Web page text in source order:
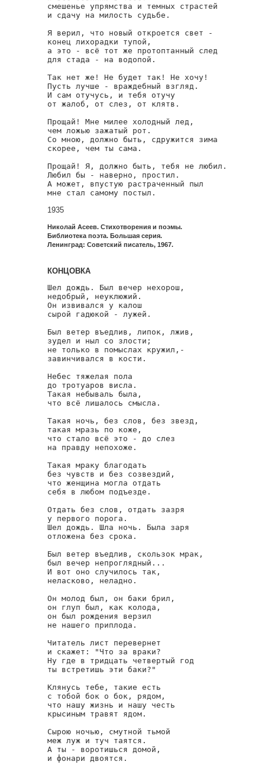
смешенье упрямства и темных страстей
и сдачу на милость судьбе.
Я верил, что новый откроется свет -
конец лихорадки тупой,
а это - всё тот же протоптанный след
для стада - на водопой.
Так нет же! Не будет так! Не хочу!
Пусть лучше - враждебный взгляд.
И сам отучусь, и тебя отучу
от жалоб, от слез, от клятв.
Прощай! Мне милее холодный лед,
чем ложью зажатый рот.
Со мною, должно быть, сдружится зима
скорее, чем ты сама.
Прощай! Я, должно быть, тебя не любил.
Любил бы - наверно, простил.
А может, впустую растраченный пыл
мне стал самому постыл.
1935
Николай Асеев. Стихотворения и поэмы.
Библиотека поэта. Большая серия.
Ленинград: Советский писатель, 1967.
КОНЦОВКА
Шел дождь. Был вечер нехорош,
недобрый, неуклюжий.
Он извивался у калош
сырой гадюкой - лужей.
Был ветер въедлив, липок, лжив,
зудел и ныл со злости;
не только в помыслах кружил,-
завинчивался в кости.
Небес тяжелая пола
до тротуаров висла.
Такая небываль была,
что всё лишалось смысла.
Такая ночь, без слов, без звезд,
такая мразь по коже,
что стало всё это - до слез
на правду непохоже.
Такая мраку благодать
без чувств и без созвездий,
что женщина могла отдать
себя в любом подъезде.
Отдать без слов, отдать зазря
у первого порога.
Шел дождь. Шла ночь. Была заря
отложена без срока.
Был ветер въедлив, скользок мрак,
был вечер непроглядный...
И вот оно случилось так,
неласково, неладно.
Он молод был, он баки брил,
он глуп был, как колода,
он был рождения верзил
не нашего приплода.
Читатель лист перевернет
и скажет: "Что за враки?
Ну где в тридцать четвертый год
ты встретишь эти баки?"
Клянусь тебе, такие есть
с тобой бок о бок, рядом,
что нашу жизнь и нашу честь
крысиным травят ядом.
Сырою ночью, смутной тьмой
меж луж и туч таятся.
А ты - воротишься домой,
и фонари двоятся.